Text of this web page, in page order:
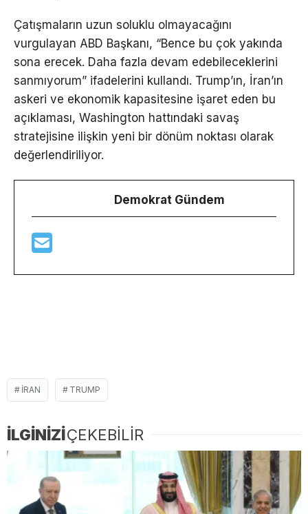
Çatışmaların uzun soluklu olmayacağını
vurgulayan ABD Başkanı, “Bence bu çok yakında
sona erecek. Daha fazla devam edebileceklerini
sanmıyorum” ifadelerini kullandı. Trump’ın, İran’ın
askeri ve ekonomik kapasitesine işaret eden bu
açıklaması, Washington hattındaki savaş
stratejisine ilişkin yeni bir dönüm noktası olarak
değerlendiriliyor.
Demokrat Gündem
IRAN TRUMP
İLGİNİZİÇEKEBİLİR